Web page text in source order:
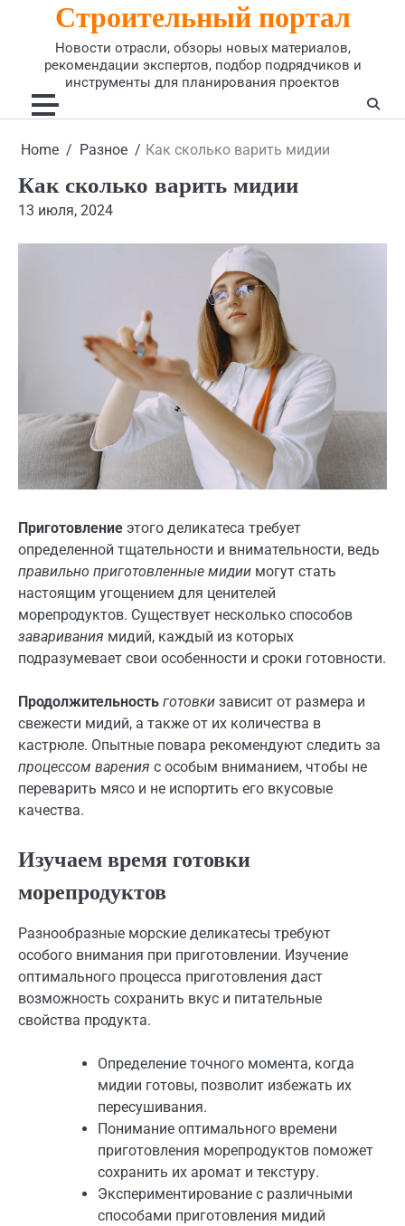
Строительный портал
Новости отрасли, обзоры новых материалов,
рекомендации экспертов, подбор подрядчиков и
инструменты для планирования проектов
Home Разное Как сколько варить мидии
Как сколько варить мидии
13 июля, 2024
Приготовление этого деликатеса требует
определенной тщательности и внимательности, ведь
правильно приготовленные мидии могут стать
настоящим угощением для ценителей
морепродуктов. Существует несколько способов
заваривания мидий, каждый из которых
подразумевает свои особенности и сроки готовности.
Продолжительность готовки зависит от размера и
свежести мидий, а также от их количества в
кастрюле. Опытные повара рекомендуют следить за
процессом варения с особым вниманием, чтобы не
переварить мясо и не испортить его вкусовые
качества.
Изучаем время готовки
морепродуктов
Разнообразные морские деликатесы требуют
особого внимания при приготовлении. Изучение
оптимального процесса приготовления даст
возможность сохранить вкус и питательные
свойства продукта.
Определение точного момента, когда
мидии готовы, позволит избежать их
пересушивания.
Понимание оптимального времени
приготовления морепродуктов поможет
сохранить их аромат и текстуру.
Экспериментирование с различными
способами приготовления мидий